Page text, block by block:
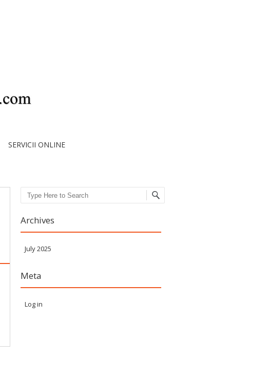
SERVICII ONLINE
Search
Archives
July 2025
Meta
Log in